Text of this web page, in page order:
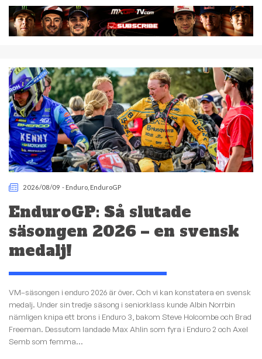
2026/08/09 - Enduro EnduroGP
EnduroGP: Så slutade
säsongen 2026 – en svensk
medalj!
VM–säsongen i enduro 2026 är över. Och vi kan konstatera en svensk
medalj. Under sin tredje säsong i seniorklass kunde Albin Norrbin
nämligen knipa ett brons i Enduro 3, bakom Steve Holcombe och Brad
Freeman. Dessutom landade Max Ahlin som fyra i Enduro 2 och Axel
Semb som femma...